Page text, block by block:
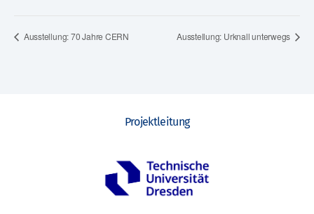
Ausstellung: 70 Jahre CERN Ausstellung: Urknall unterwegs
Projektleitung